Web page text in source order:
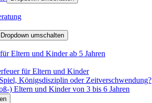
Dropdown umschalten
Eltern und Kinder ab 5 Jahren
für Eltern und Kinder
Königsdisziplin oder Zeitverschwendung?
) Eltern und Kinder von 3 bis 6 Jahren